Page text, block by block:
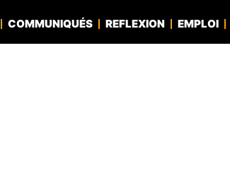
COMMUNIQUÉS REFLEXION EMPLOI